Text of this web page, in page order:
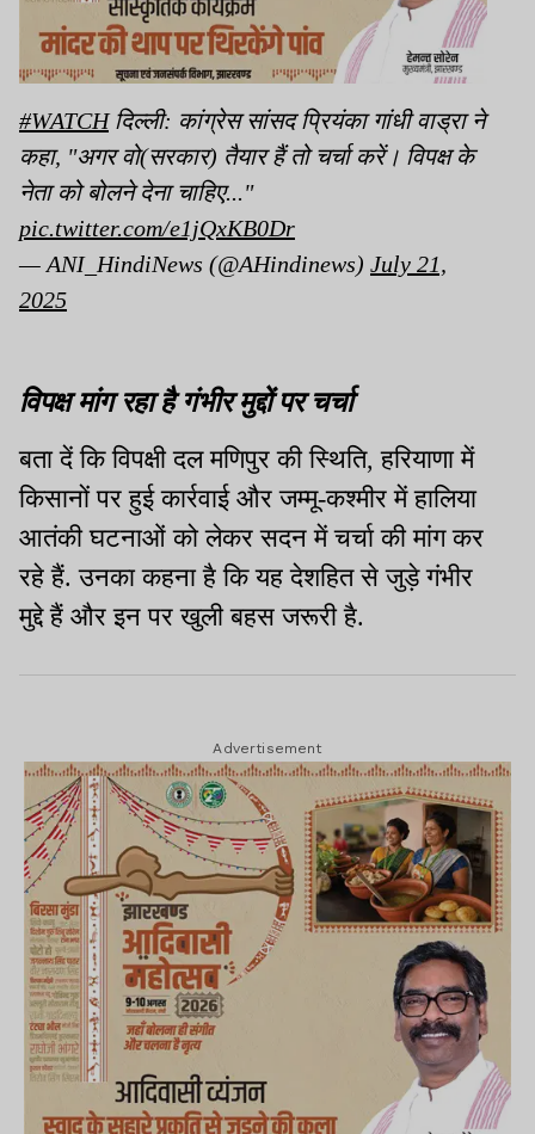
#WATCHदिल्ली: कांग्रेस सांसद प्रियंका गांधी वाड्रा ने
कहा, "अगर वो(सरकार) तैयार हैं तो चर्चा करें। विपक्ष के
नेता को बोलने देना चाहिए..."
pic.twitter.com/e1jQxKB0Dr
— ANI_HindiNews (@AHindinews) July 21,
2025
विपक्ष मांग रहा है गंभीर मुद्दों पर चर्चा
बता दें कि विपक्षी दल मणिपुर की स्थिति, हरियाणा में
किसानों पर हुई कार्रवाई और जम्मू-कश्मीर में हालिया
आतंकी घटनाओं को लेकर सदन में चर्चा की मांग कर
रहे हैं. उनका कहना है कि यह देशहित से जुड़े गंभीर
मुद्दे हैं और इन पर खुली बहस जरूरी है.
Advertisement